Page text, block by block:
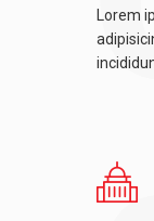
Lorem